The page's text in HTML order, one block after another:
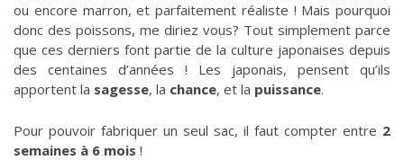
ou encore marron, et parfaitement réaliste ! Mais pourquoi
donc des poissons, me diriez vous? Tout simplement parce
que ces derniers font partie de la culture japonaises depuis
des centaines d’années ! Les japonais, pensent qu’ils
apportent la sagesse, la chance, et la puissance.
Pour pouvoir fabriquer un seul sac, il faut compter entre 2
semaines à 6 mois !